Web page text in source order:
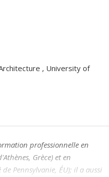
, University of
professionnelle en
Grèce) et en
Pennsylvanie, ÉU); il a aussi